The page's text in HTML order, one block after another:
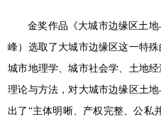
金奖作品《大城市边缘区土
峰）选取了大城市边缘区这一特
城市地理学、城市社会学、土地
理论与方法，对大城市边缘区土
出了“主体明晰、产权完整、公私